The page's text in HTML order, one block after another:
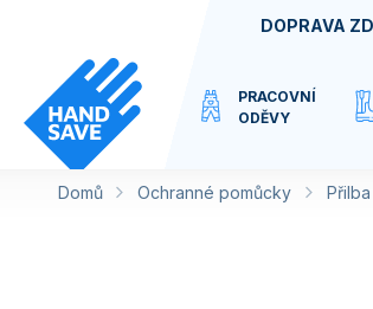
DOPRAVA
PRACOVNÍ
ODĚVY
VIRTUÁLNÍ
Domů Ochranné pomůcky